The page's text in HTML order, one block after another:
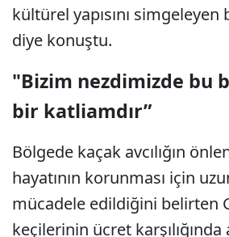
kültürel yapısını simgeleyen
diye konuştu.
"Bizim nezdimizde bu
bir katliamdır”
Bölgede kaçak avcılığın
hayatının korunması için
mücadele edildiğini belirten
keçilerinin ücret karşılığında